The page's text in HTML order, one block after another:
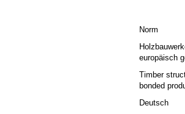
Norm
europäisch
Timber
bonded
Deutsch